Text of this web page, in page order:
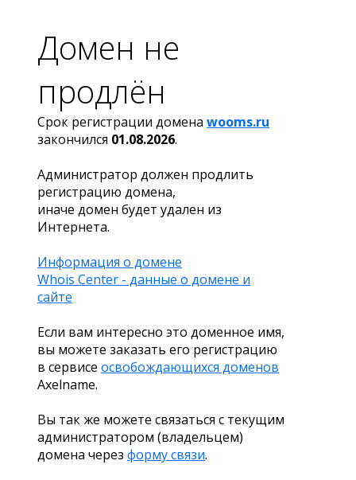
Домен не
продлён
Срок регистрации домена wooms.ru
закончился 01.08.2026.
Администратор должен продлить
регистрацию домена,
иначе домен будет удален из
Интернета.
Информация о домене
Whois Center - данные о домене и
сайте
Если вам интересно это доменное имя,
вы можете заказать его регистрацию
в сервисе освобождающихся доменов
Axelname.
Вы так же можете связаться с текущим
администратором (владельцем)
домена через форму связи.